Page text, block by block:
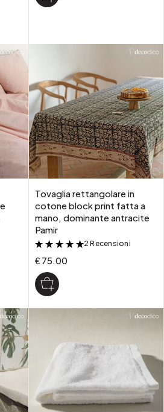
Tovaglia rettangolare in
cotone block print fatta a
mano, dominante antracite
Pamir
&
2 Recensioni
€ 75.00